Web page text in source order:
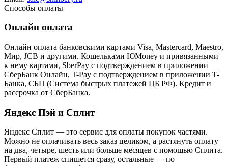
Способы оплаты
Онлайн оплата
Онлайн оплата банковскими картами Visa, Mastercard, Maestro,
Мир, JCB и другими. Кошельками ЮMoney и привязанными
к нему картами, SberPay с подтверждением в приложении
СберБанк Онлайн, T-Pay с подтверждением в приложении T-
Банка, СБП (Система быстрых платежей ЦБ РФ). Кредит и
рассрочка от СберБанка.
Яндекс Пэй и Сплит
Яндекс Cплит — это сервис для оплаты покупок частями.
Можно не оплачивать весь заказ целиком, а растянуть оплату
на два, четыре, шесть или больше месяцев с помощью Сплита.
Первый платеж спишется сразу, остальные — по